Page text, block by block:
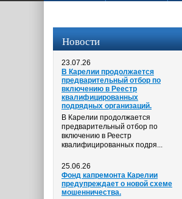
Новости
23.07.26
В Карелии продолжается
предварительный отбор по
включению в Реестр
квалифицированных
подрядных организаций.
В Карелии продолжается
предварительный отбор по
включению в Реестр
квалифицированных подря...
25.06.26
Фонд капремонта Карелии
предупреждает о новой схеме
мошенничества.